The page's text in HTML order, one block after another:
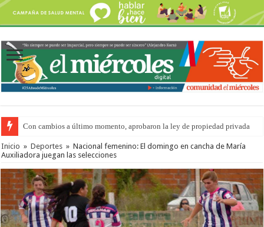
Con cambios a último momento, aprobaron la ley de propiedad privada
Inicio » Deportes » Nacional femenino: El domingo en cancha de María
Auxiliadora juegan las selecciones